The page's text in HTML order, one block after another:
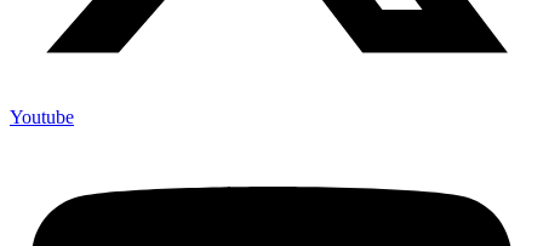
Youtube